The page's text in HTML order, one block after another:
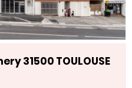
31500 TOULOUSE